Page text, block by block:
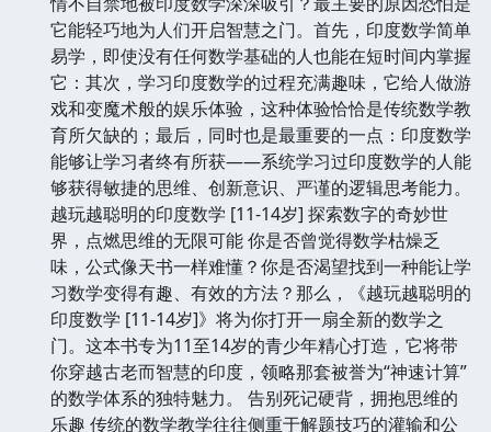
它能轻巧地为人们开启智慧之门。首先，印度数学简单
易学，即使没有任何数学基础的人也能在短时间内掌握
它：其次，学习印度数学的过程充满趣味，它给人做游
戏和变魔术般的娱乐体验，这种体验恰恰是传统数学教
育所欠缺的；最后，同时也是最重要的一点：印度数学
能够让学习者终有所获——系统学习过印度数学的人能
够获得敏捷的思维、创新意识、严谨的逻辑思考能力。
越玩越聪明的印度数学 [11-14岁] 探索数字的奇妙世
界，点燃思维的无限可能 你是否曾觉得数学枯燥乏
味，公式像天书一样难懂？你是否渴望找到一种能让学
习数学变得有趣、有效的方法？那么，《越玩越聪明的
印度数学 [11-14岁]》将为你打开一扇全新的数学之
门。这本书专为11至14岁的青少年精心打造，它将带
你穿越古老而智慧的印度，领略那套被誉为“神速计算”
的数学体系的独特魅力。 告别死记硬背，拥抱思维的
乐趣 传统的数学教学往往侧重于解题技巧的灌输和公